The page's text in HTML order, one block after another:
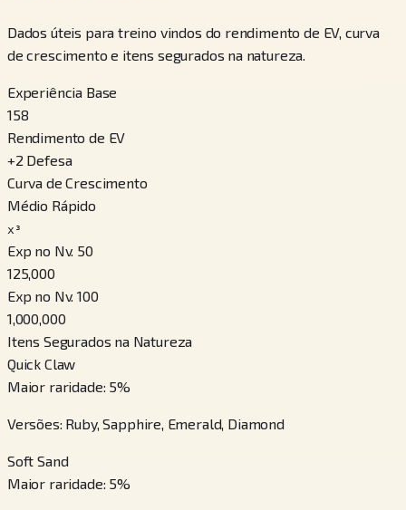
Dados úteis para treino vindos do rendimento de EV, curva
de crescimento e itens segurados na natureza.
Experiência Base
158
Rendimento de EV
+2 Defesa
Curva de Crescimento
Médio Rápido
x³
Exp no Nv. 50
125,000
Exp no Nv. 100
1,000,000
Itens Segurados na Natureza
Quick Claw
Maior raridade: 5%
Versões: Ruby, Sapphire, Emerald, Diamond
Soft Sand
Maior raridade: 5%